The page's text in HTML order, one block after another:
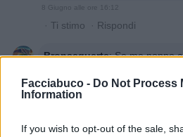
Facciabuco - Do Not Process
Information
If you wish to opt-out of the sale,
8 Giugno alle ore 16:12
· Ti stimo · Rispondi
Bronsequerte:Se me nonno